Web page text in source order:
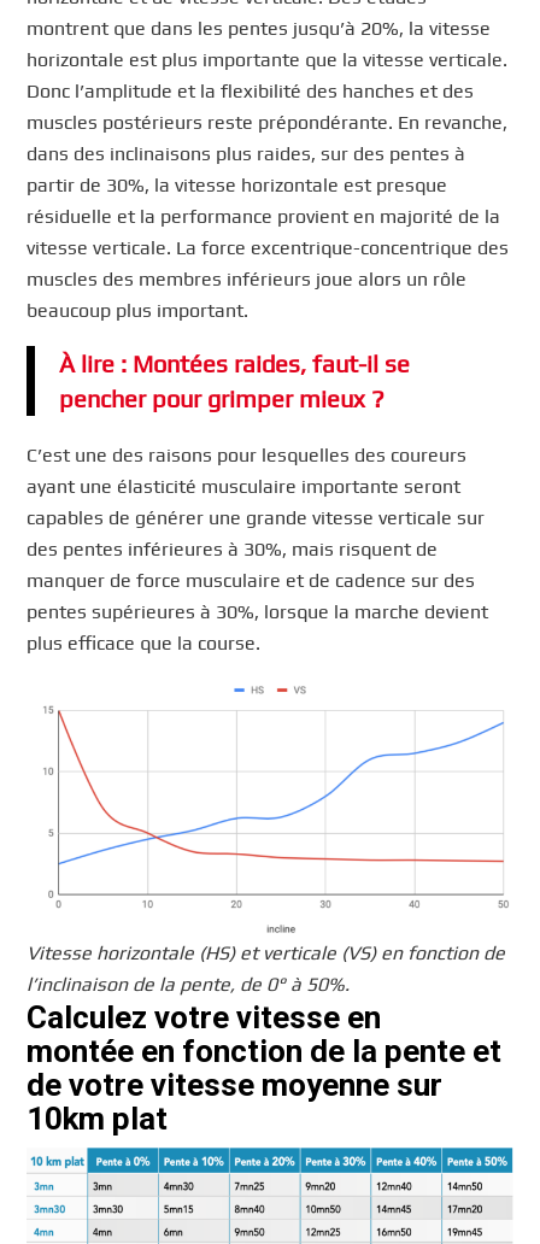
montrent que dans les pentes jusqu’à 20%, la vitesse
horizontale est plus importante que la vitesse verticale.
Donc l’amplitude et la flexibilité des hanches et des
muscles postérieurs reste prépondérante. En revanche,
dans des inclinaisons plus raides, sur des pentes à
partir de 30%, la vitesse horizontale est presque
résiduelle et la performance provient en majorité de la
vitesse verticale. La force excentrique-concentrique des
muscles des membres inférieurs joue alors un rôle
beaucoup plus important.
À lire : Montées raides, faut-il se
pencher pour grimper mieux ?
C’est une des raisons pour lesquelles des coureurs
ayant une élasticité musculaire importante seront
capables de générer une grande vitesse verticale sur
des pentes inférieures à 30%, mais risquent de
manquer de force musculaire et de cadence sur des
pentes supérieures à 30%, lorsque la marche devient
plus efficace que la course.
Vitesse horizontale (HS) et verticale (VS) en fonction de
l’inclinaison de la pente, de 0° à 50%.
Calculez votre vitesse en
montée en fonction de la pente et
de votre vitesse moyenne sur
10km plat